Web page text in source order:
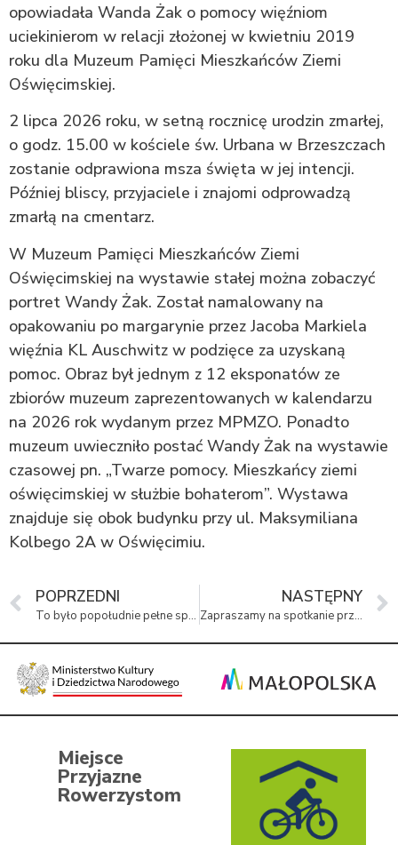
opowiadała Wanda Żak o pomocy więźniom
uciekinierom w relacji złożonej w kwietniu 2019
roku dla Muzeum Pamięci Mieszkańców Ziemi
Oświęcimskiej.
2 lipca 2026 roku, w setną rocznicę urodzin zmarłej,
o godz. 15.00 w kościele św. Urbana w Brzeszczach
zostanie odprawiona msza święta w jej intencji.
Później bliscy, przyjaciele i znajomi odprowadzą
zmarłą na cmentarz.
W Muzeum Pamięci Mieszkańców Ziemi
Oświęcimskiej na wystawie stałej można zobaczyć
portret Wandy Żak. Został namalowany na
opakowaniu po margarynie przez Jacoba Markiela
więźnia KL Auschwitz w podzięce za uzyskaną
pomoc. Obraz był jednym z 12 eksponatów ze
zbiorów muzeum zaprezentowanych w kalendarzu
na 2026 rok wydanym przez MPMZO. Ponadto
muzeum uwieczniło postać Wandy Żak na wystawie
czasowej pn. „Twarze pomocy. Mieszkańcy ziemi
oświęcimskiej w służbie bohaterom”. Wystawa
znajduje się obok budynku przy ul. Maksymiliana
Kolbego 2A w Oświęcimiu.
POPRZEDNI
To było popołudnie pełne sportowych wspomnień
NASTĘPNY
Zapraszamy na spotkanie przedstawicieli izb i muzeów regionalnych
Miejsce
Przyjazne
Rowerzystom